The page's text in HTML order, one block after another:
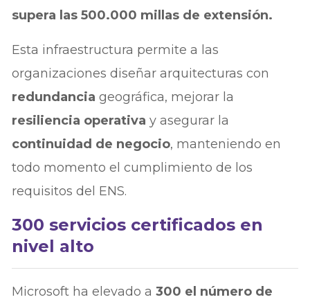
supera las 500.000 millas de extensión.
Esta infraestructura permite a las
organizaciones diseñar arquitecturas con
redundancia geográfica, mejorar la
resiliencia operativa y asegurar la
continuidad de negocio, manteniendo en
todo momento el cumplimiento de los
requisitos del ENS.
300 servicios certificados en
nivel alto
Microsoft ha elevado a300 el número de